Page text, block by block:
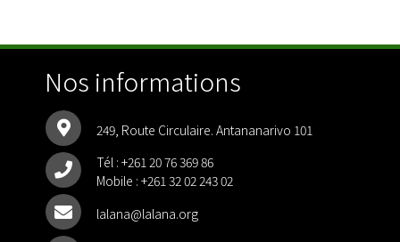
Nos informations
249, Route Circulaire. Antananarivo 101
Tél : +261 20 76 369 86
Mobile : +261 32 02 243 02
lalana@lalana.org